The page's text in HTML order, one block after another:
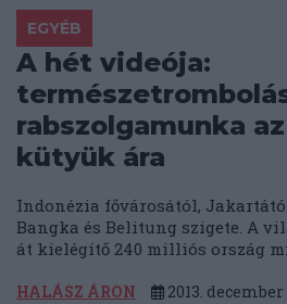
EGYÉB
A hét videója:
rabszolgamunka
kütyük ára
Indonézia fővárosától,
Bangka és Belitung szigete. A
át kielégítő 240 milliós ország
HALÁSZ ÁRON 2013. december